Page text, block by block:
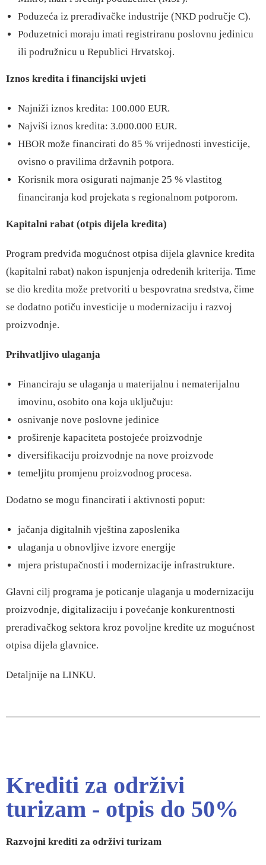
Poduzeća iz prerađivačke industrije (NKD područje C).
Poduzetnici moraju imati registriranu poslovnu jedinicu
ili podružnicu u Republici Hrvatskoj.
Iznos kredita i financijski uvjeti
Najniži iznos kredita: 100.000 EUR.
Najviši iznos kredita: 3.000.000 EUR.
HBOR može financirati do 85 % vrijednosti investicije,
ovisno o pravilima državnih potpora.
Korisnik mora osigurati najmanje 25 % vlastitog
financiranja kod projekata s regionalnom potporom.
Kapitalni rabat (otpis dijela kredita)
Program predviđa mogućnost otpisa dijela glavnice kredita
(kapitalni rabat) nakon ispunjenja određenih kriterija. Time
se dio kredita može pretvoriti u bespovratna sredstva, čime
se dodatno potiču investicije u modernizaciju i razvoj
proizvodnje.
Prihvatljivo ulaganja
Financiraju se ulaganja u materijalnu i nematerijalnu
imovinu, osobito ona koja uključuju:
osnivanje nove poslovne jedinice
proširenje kapaciteta postojeće proizvodnje
diversifikaciju proizvodnje na nove proizvode
temeljitu promjenu proizvodnog procesa.
Dodatno se mogu financirati i aktivnosti poput:
jačanja digitalnih vještina zaposlenika
ulaganja u obnovljive izvore energije
mjera pristupačnosti i modernizacije infrastrukture.
Glavni cilj programa je poticanje ulaganja u modernizaciju
proizvodnje, digitalizaciju i povećanje konkurentnosti
prerađivačkog sektora kroz povoljne kredite uz mogućnost
otpisa dijela glavnice.
Detaljnije na LINKU.
Krediti za održivi
turizam - otpis do 50%
Razvojni krediti za održivi turizam